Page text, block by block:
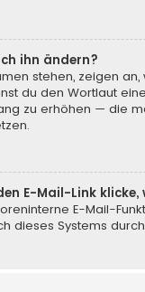
ihn ändern?
stehen, zeigen
du den Wortlaut
zu erhöhen — die
E-Mail-Link
E-Mail-
dieses Systems